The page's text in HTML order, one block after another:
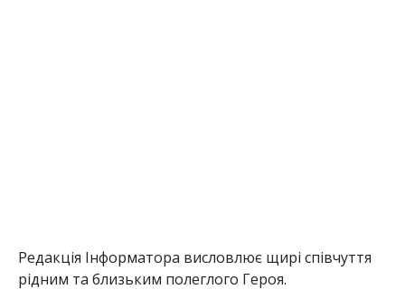
Редакція Інформатора висловлює щирі співчуття
рідним та близьким полеглого Героя.